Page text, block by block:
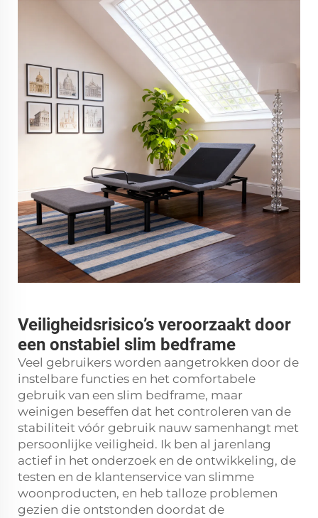
Veiligheidsrisico’s veroorzaakt door
een onstabiel slim bedframe
Veel gebruikers worden aangetrokken door de
instelbare functies en het comfortabele
gebruik van een slim bedframe, maar
weinigen beseffen dat het controleren van de
stabiliteit vóór gebruik nauw samenhangt met
persoonlijke veiligheid. Ik ben al jarenlang
actief in het onderzoek en de ontwikkeling, de
testen en de klantenservice van slimme
woonproducten, en heb talloze problemen
gezien die ontstonden doordat de